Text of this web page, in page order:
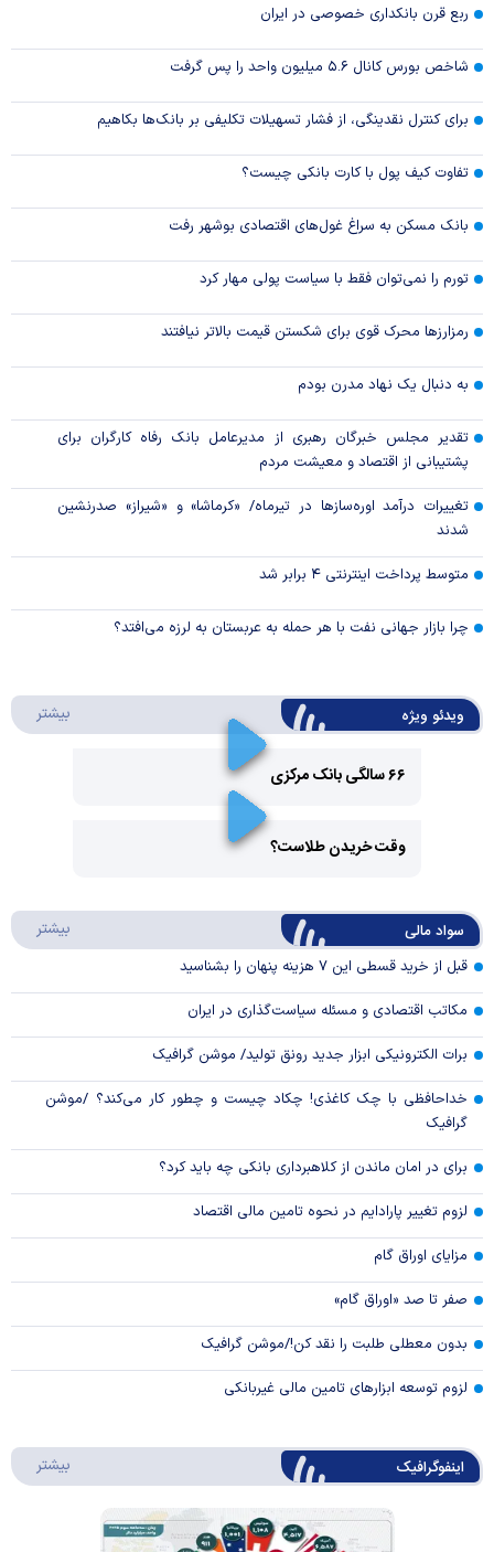
ربع قرن بانکداری خصوصی در ایران
شاخص بورس کانال ۵.۶ میلیون واحد را پس گرفت
برای کنترل نقدینگی، از فشار تسهیلات تکلیفی بر بانک‌ها بکاهیم
تفاوت کیف پول با کارت بانکی چیست؟
بانک مسکن به سراغ غول‌های اقتصادی بوشهر رفت
تورم را نمی‌توان فقط با سیاست پولی مهار کرد
رمزارزها محرک قوی برای شکستن قیمت بالاتر نیافتند
به دنبال یک نهاد مدرن بودم
تقدیر مجلس خبرگان رهبری از مدیرعامل بانک رفاه کارگران برای
پشتیبانی از اقتصاد و معیشت مردم
تغییرات درآمد اوره‌سازها در تیرماه/ «کرماشا» و «شیراز» صدرنشین
شدند
متوسط پرداخت اینترنتی ۴ برابر شد
چرا بازار جهانی نفت با هر حمله به عربستان به لرزه می‌افتد؟
ویدئو ویژه بیشتر
۶۶ سالگی بانک مرکزی
Video
وقت خریدن طلاست؟
سواد مالی بیشتر
قبل از خرید قسطی این ۷ هزینه پنهان را بشناسید
مکاتب اقتصادی و مسئله سیاست‌گذاری در ایران
برات الکترونیکی ابزار جدید رونق تولید/ موشن گرافیک
خداحافظی با چک کاغذی! چکاد چیست و چطور کار می‌کند؟ /موشن
گرافیک
برای در امان ماندن از کلاهبرداری بانکی چه باید کرد؟
لزوم تغییر پارادایم در نحوه تامین مالی اقتصاد
مزایای اوراق گام
صفر تا صد «اوراق گام»
بدون معطلی طلبت را نقد کن!/موشن گرافیک
لزوم توسعه ابزارهای تامین مالی غیربانکی
اینفوگرافیک بیشتر